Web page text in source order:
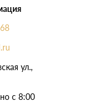
ул.,
с 8:00